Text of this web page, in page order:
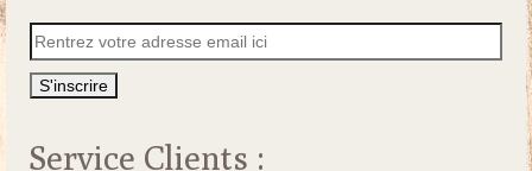
Service Clients :